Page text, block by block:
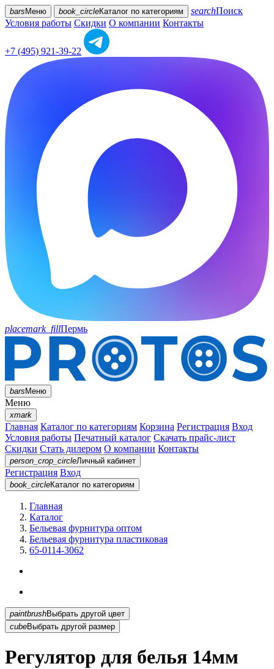
bars Меню book_circleКаталог по категориям searchПоиск
Условия работы Скидки О компании Контакты
+7 (495) 921-39-22
placemark_fillПермь
barsМеню
Меню
xmark
Главная Каталог по категориям Корзина Регистрация Вход
Условия работы Печатный каталог Скачать прайс-лист
Скидки Стать дилером О компании Контакты
person_crop_circleЛичный кабинет
Регистрация Вход
book_circleКаталог по категориям
Главная
Каталог
Бельевая фурнитура оптом
Бельевая фурнитура пластиковая
65-0114-3062
paintbrush
Выбрать другой цвет
cubeВыбрать другой размер
Регулятор для белья 14мм